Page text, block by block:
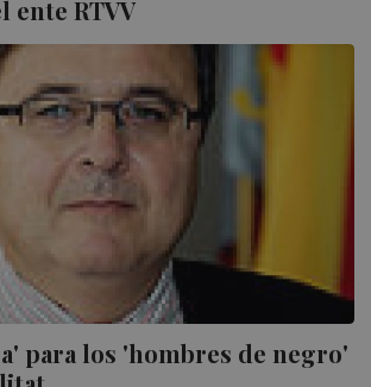
ente RTVV
para los 'hombres de negro'